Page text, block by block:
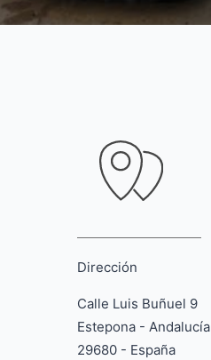
Dirección
Calle Luis Buñuel 9
Estepona - Andalucía
29680 - España